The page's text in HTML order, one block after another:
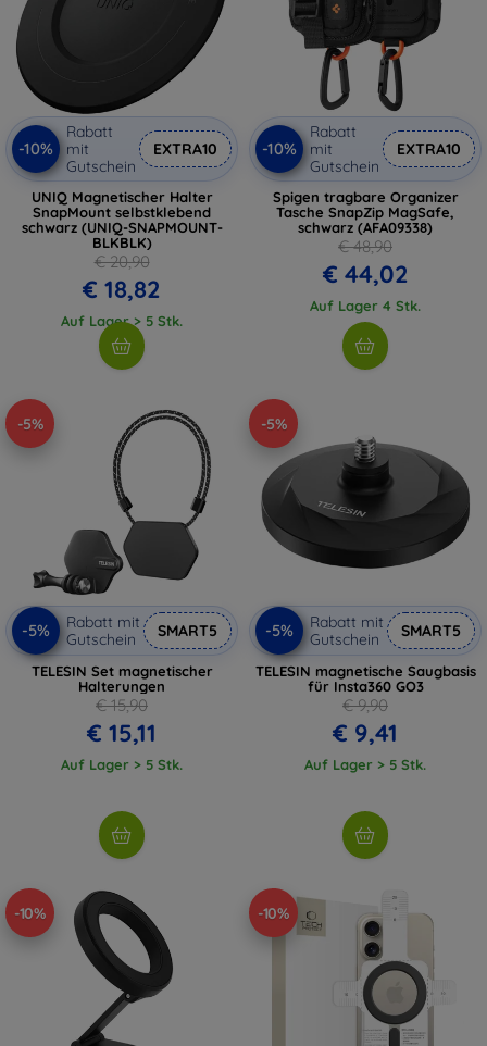
-10%
Rabatt
mit
Gutschein
EXTRA10
UNIQ Magnetischer Halter
SnapMount selbstklebend
schwarz (UNIQ-SNAPMOUNT-
BLKBLK)
€ 20,90
€ 18,82
Auf Lager > 5 Stk.
-10%
Rabatt
mit
Gutschein
EXTRA10
Spigen tragbare Organizer
Tasche SnapZip MagSafe,
schwarz (AFA09338)
€ 48,90
€ 44,02
Auf Lager 4 Stk.
-5%
-5%
Rabatt mit
Gutschein
SMART5
TELESIN Set magnetischer
Halterungen
€ 15,90
€ 15,11
Auf Lager > 5 Stk.
-5%
-5%
Rabatt mit
Gutschein
SMART5
TELESIN magnetische Saugbasis
für Insta360 GO3
€ 9,90
€ 9,41
Auf Lager > 5 Stk.
-10% -10%